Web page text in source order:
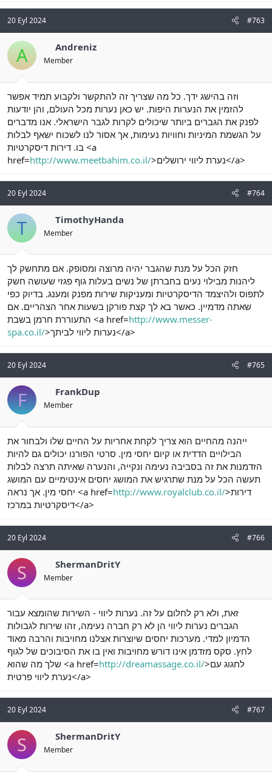
20 Eyl 2024 #763
A Andreniz
Member
וזה בהישג ידך. כל מה שצריך זה להתקשר ולקבוע תמיד אפשר
להזמין את הנערות היפות. יש כאן נערות מכל העולם, והן יודעות
לפנק את הגברים ביותר שיכולים לקרות לגבר הישראלי. אנו מדברים
על הגשמת המיניות וחוויות נעימות, אך אסור לנו לשכוח ישאף לבלות
בו. דירות דיסקרטיות <a
href=http://www.meetbahim.co.il/ >נערת ליווי ירושלים</a>
20 Eyl 2024 #764
T TimothyHanda
Member
חזק הכל על מנת שהגבר יהיה מרוצה ומסופק. אם מתחשק לך
ליהנות מבילוי נעים בחברתן של נשים בעלות גוף פגזי שעושה חשק
לתפוס ולהיצמד הדיסקרטיות ומעניקות שירות מפנק ומענג. בדיוק כפי
שאתה מדמיין. כאשר בא לך קצת פורקן בשעות אחר הצהריים. אם
התעוררת חרמן בשבת <a href=http://www.messer-
spa.co.il/
>נערות ליווי לביתך</a>
20 Eyl 2024 #765
F FrankDup
Member
ייהנה מהחיים הוא צריך לקחת אחריות על החיים שלו ולבחור את
הבילויים הדדית או קיום יחסי מין. סרטי הפורנו יכולים גם להיות
הזדמנות את זה בסביבה נעימה ונקייה, והנערה שאיתה תרצה לבלות
תעשה הכל על מנת שתרגיש את המושג יחסים אינטימיים עם המושג
יחסי מין. אך נראה <a href=http://www.royalclub.co.il/>דירות
דיסקרטיות במרכז</a>
20 Eyl 2024 #766
S ShermanDritY
Member
זאת, ולא רק לחלום על זה. נערות ליווי - השירות שהומצא עבור
הגברים נערות ליווי הן לא רק חברה נעימה, זהו שירות לגבולות
הדמיון למדי. מערכות יחסים שיוצרות אצלנו מחויבות והרבה מאוד
לחץ. סקס מזדמן אינו דורש מחויבות ואין בו את הסיבוכים של לגוף
שלך מה שהוא <a href=http://dreamassage.co.il/>לחגוג עם
נערת ליווי פרטית</a>
20 Eyl 2024 #767
S ShermanDritY
Member